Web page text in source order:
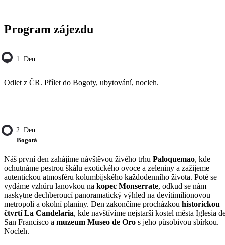
Program zájezdu
1. Den
Odlet z ČR. Přílet do Bogoty, ubytování, nocleh.
2. Den
Bogotá
Náš první den zahájíme návštěvou živého trhu Paloquemao, kde
ochutnáme pestrou škálu exotického ovoce a zeleniny a zažijeme
autentickou atmosféru kolumbijského každodenního života. Poté se
vydáme vzhůru lanovkou na kopec Monserrate, odkud se nám
naskytne dechberoucí panoramatický výhled na devítimilionovou
metropoli a okolní planiny. Den zakončíme procházkou historickou
čtvrtí La Candelaria, kde navštívíme nejstarší kostel města Iglesia
San Francisco a muzeum Museo de Oro s jeho působivou sbírkou.
Nocleh.